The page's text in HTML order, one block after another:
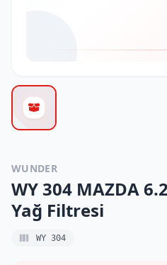
WUNDER
WY 304 MAZDA
Yağ Filtresi
WY 304